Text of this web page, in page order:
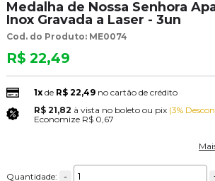
Medalha de Nossa Senhora
Inox Gravada a Laser - 3un
Cod. do Produto: ME0074
R$ 22,49
1xde R$ 22,49 no cartão de crédito
R$ 21,82 à vista no boleto ou pix (3%
Economize R$ 0,67
Quantidade: -